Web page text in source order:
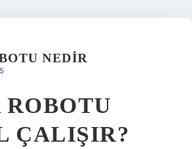
NEDIR
ROBOTU
ÇALIŞIR?